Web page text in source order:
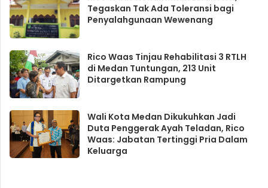
Tegaskan Tak Ada Toleransi bagi
Penyalahgunaan Wewenang
Rico Waas Tinjau Rehabilitasi 3 RTLH
di Medan Tuntungan, 213 Unit
Ditargetkan Rampung
Wali Kota Medan Dikukuhkan Jadi
Duta Penggerak Ayah Teladan, Rico
Waas: Jabatan Tertinggi Pria Dalam
Keluarga